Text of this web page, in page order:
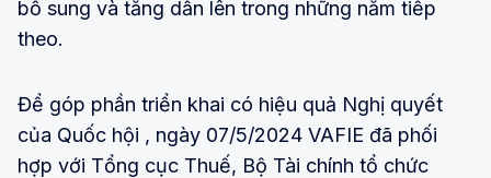
bổ sung và tăng dần lên trong những năm tiếp
theo.
Để góp phần triển khai có hiệu quả Nghị quyết
của Quốc hội , ngày 07/5/2024 VAFIE đã phối
hợp với Tổng cục Thuế, Bộ Tài chính tổ chức